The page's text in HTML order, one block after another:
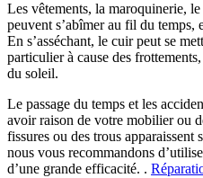
Les vêtements, la maroquinerie,
peuvent s’abîmer au fil du temps,
En s’asséchant, le cuir peut se
particulier à cause des
du soleil.
Le passage du temps et les
avoir raison de votre mobilier ou
fissures ou des trous apparaissent
nous vous recommandons
d’une grande efficacité. .